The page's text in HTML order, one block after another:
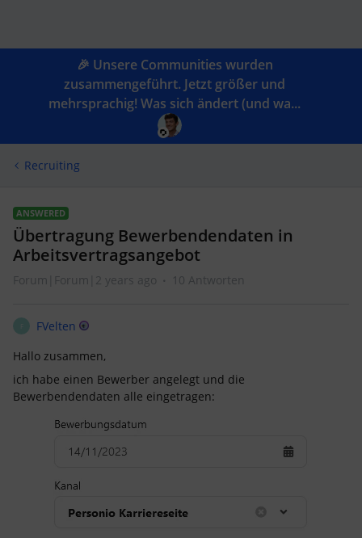
🎉 Unsere Communities wurden
zusammengeführt. Jetzt größer und
mehrsprachig! Was sich ändert (und wa...
Recruiting
ANSWERED
Übertragung Bewerbendendaten in
Arbeitsvertragsangebot
Forum|Forum|2 years ago 10 Antworten
FVelten
Hallo zusammen,
ich habe einen Bewerber angelegt und die
Bewerbendendaten alle eingetragen: